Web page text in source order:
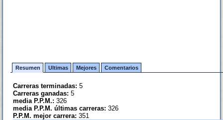
Resumen Ultimas Mejores Comentarios
Carreras terminadas: 5
Carreras ganadas: 5
media P.P.M.: 326
media P.P.M. últimas carreras: 326
P.P.M. mejor carrera: 351